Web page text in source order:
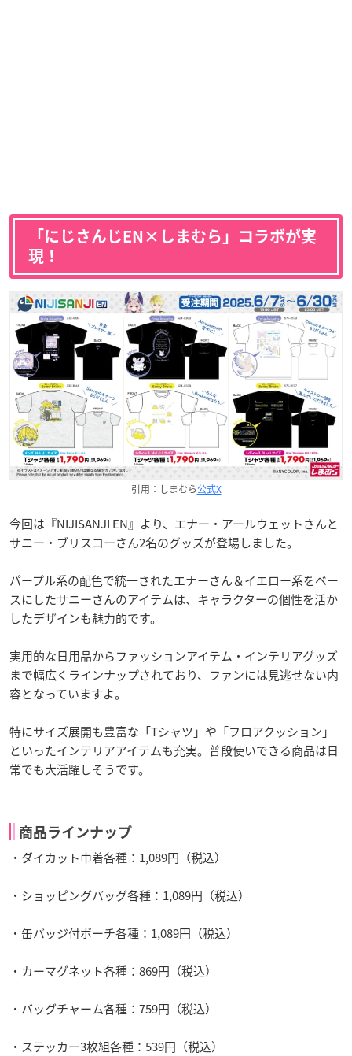
「にじさんじEN×しまむら」コラボが実
現！
引用：しまむら公式X
今回は『NIJISANJI EN』より、エナー・アールウェットさんと
サニー・ブリスコーさん2名のグッズが登場しました。
パープル系の配色で統一されたエナーさん＆イエロー系をベー
スにしたサニーさんのアイテムは、キャラクターの個性を活か
したデザインも魅力的です。
実用的な日用品からファッションアイテム・インテリアグッズ
まで幅広くラインナップされており、ファンには見逃せない内
容となっていますよ。
特にサイズ展開も豊富な「Tシャツ」や「フロアクッション」
といったインテリアアイテムも充実。普段使いできる商品は日
常でも大活躍しそうです。
商品ラインナップ
・ダイカット巾着各種：1,089円（税込）
・ショッピングバッグ各種：1,089円（税込）
・缶バッジ付ポーチ各種：1,089円（税込）
・カーマグネット各種：869円（税込）
・バッグチャーム各種：759円（税込）
・ステッカー3枚組各種：539円（税込）